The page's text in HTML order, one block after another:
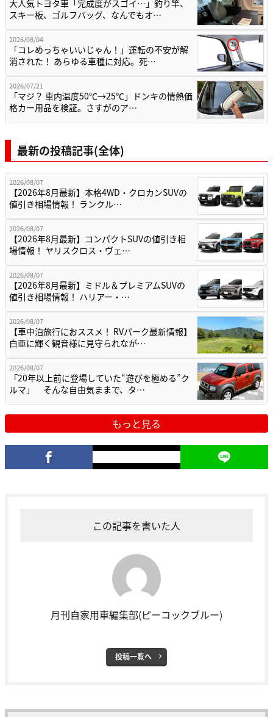
大人気トヨタ車「完成度がスゴイ…」釣り竿、
スキー板、ゴルフバッグ、なんでもオ…
2026/08/04
「コレめっちゃいいじゃん！」運転の不安が解
消された！ あらゆる車種に対応。死…
2026/07/21
「マジ？ 車内温度50℃→25℃」ドンキの情熱価
格カー用品を検証。さすがのア…
最新の投稿記事(全体)
2026/08/07
【2026年8月最新】本格4WD・クロカンSUVの
値引き相場情報！ ランクル…
2026/08/07
【2026年8月最新】コンパクトSUVの値引き相
場情報！ ヤリスクロス・ヴェ…
2026/08/07
【2026年8月最新】ミドル＆プレミアムSUVの
値引き相場情報！ ハリアー・…
2026/08/07
【車中泊旅行におススメ！ RVパーク最新情報】
白亜に輝く観音様に見守られなが…
2026/08/07
「20年以上前に登場していた“遊びを極める”ク
ルマ」 そんな自由気ままで、タ…
もっと見る
この記事を書いた人
月刊自家用車編集部(ピーコックブルー)
投稿一覧へ